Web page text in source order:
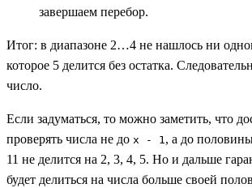
завершаем перебор.
Итог: в диапазоне 2…4 не нашлось ни
которое 5 делится без остатка.
число.
Если задуматься, то можно заметить, что
проверять числа не до x - 1, а до
11 не делится на 2, 3, 4, 5. Но и дальше
будет делиться на числа больше своей